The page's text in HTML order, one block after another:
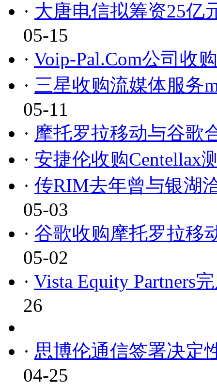
· 大唐电信拟筹资25亿
05-15
· Voip-Pal.Com公司收
· 三星收购流媒体服务
05-11
· 摩托罗拉移动与谷歌
· 安捷伦收购Centellax
· 传RIM去年曾与银湖
05-03
· 谷歌收购摩托罗拉移
05-02
· Vista Equity Partners
26
· 思博伦通信签署决定
04-25